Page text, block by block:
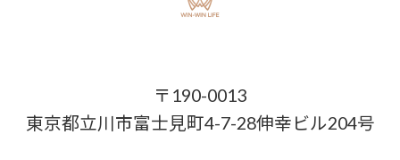
〒190-0013
東京都立川市富士見町4-7-28伸幸ビル204号